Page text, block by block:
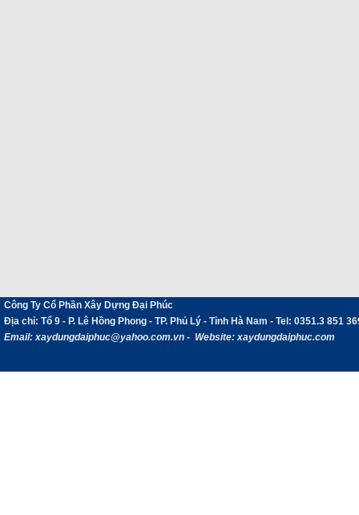
Công Ty Cổ Phần Xây Dựng Đại Phúc
Địa chỉ: Tổ 9 - P. Lê Hồng Phong - TP. Phủ Lý - Tỉnh Hà Nam - Tel: 0351.3 851
Email: xaydungdaiphuc@yahoo.com.vn - Website: xaydungdaiphuc.com